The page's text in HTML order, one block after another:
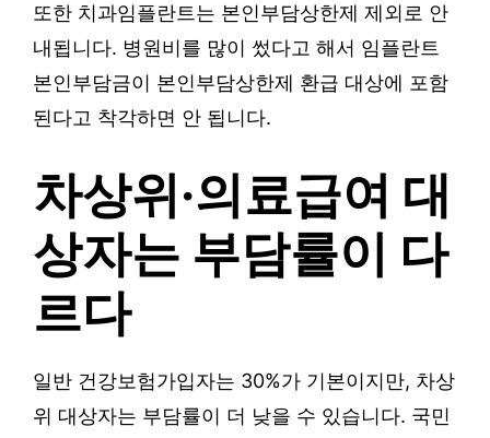
또한 치과임플란트는 본인부담상한제 제외로 안
내됩니다. 병원비를 많이 썼다고 해서 임플란트
본인부담금이 본인부담상한제 환급 대상에 포함
된다고 착각하면 안 됩니다.
차상위·의료급여 대
상자는 부담률이 다
르다
일반 건강보험가입자는 30%가 기본이지만, 차상
위 대상자는 부담률이 더 낮을 수 있습니다. 국민